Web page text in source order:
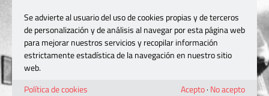
Se advierte al usuario del uso de cookies propias y de terceros
de personalización y de análisis al navegar por esta página web
para mejorar nuestros servicios y recopilar información
estrictamente estadística de la navegación en nuestro sitio
web.
Política de cookies
Acepto· No acepto